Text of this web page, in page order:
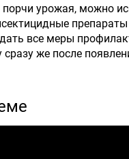
урожая, можно
все меры
сразу же после